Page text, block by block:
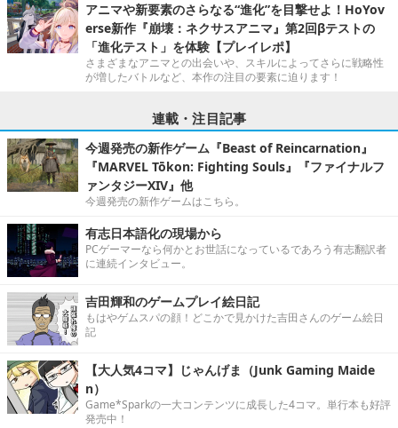
アニマや新要素のさらなる“進化”を目撃せよ！HoYov
erse新作『崩壊：ネクサスアニマ』第2回βテストの
「進化テスト」を体験【プレイレポ】
さまざまなアニマとの出会いや、スキルによってさらに戦略性
が増したバトルなど、本作の注目の要素に迫ります！
連載・注目記事
今週発売の新作ゲーム『Beast of Reincarnation』
『MARVEL Tōkon: Fighting Souls』『ファイナルフ
ァンタジーXIV』他
今週発売の新作ゲームはこちら。
有志日本語化の現場から
PCゲーマーなら何かとお世話になっているであろう有志翻訳者
に連続インタビュー。
吉田輝和のゲームプレイ絵日記
もはやゲムスパの顔！どこかで見かけた吉田さんのゲーム絵日
記
【大人気4コマ】じゃんげま（Junk Gaming Maide
n）
Game*Sparkの一大コンテンツに成長した4コマ。単行本も好評
発売中！